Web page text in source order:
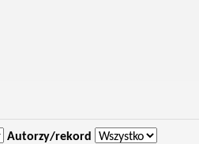
Autorzy/rekord